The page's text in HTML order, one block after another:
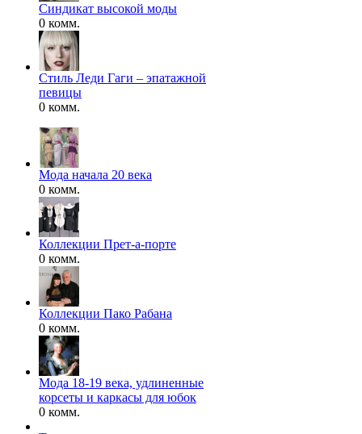
Синдикат высокой моды
0 комм.
Стиль Леди Гаги – эпатажной
певицы
0 комм.
Мода начала 20 века
0 комм.
Коллекции Прет-а-порте
0 комм.
Коллекции Пако Рабана
0 комм.
Мода 18-19 века, удлиненные
корсеты и каркасы для юбок
0 комм.